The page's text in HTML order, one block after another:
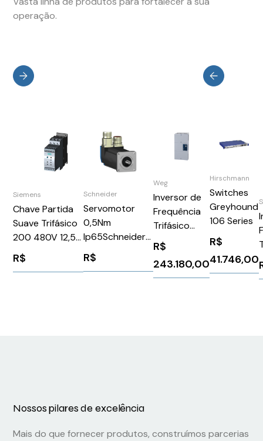
operação.
Siemens
Chave Partida
Suave Trifásico
200 480V 12,5A
24V Siemens
3RW40241TB04
R$
Schneider
Servomotor
0,5Nm
Ip65Schneider
BSH0551T32A1A
R$
Weg
Inversor de
Frequência
Trifásico
380-480V
877A WEG
Weg
13601013
R$
243.180,00
Hirschmann
Switches
Greyhound
106 Series
R$
41.746,00
Nossos pilares de excelência
Mais do que fornecer produtos, construímos parcerias